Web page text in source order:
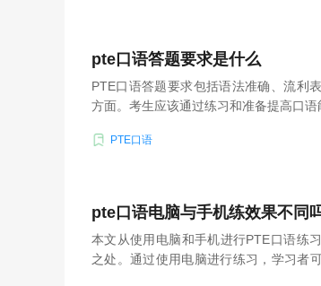
pte口语答题要求是什么
PTE口语答题要求包括语法准确、流利
方面。考生应该通过练习和准备提高口语
PTE口语
pte口语电脑与手机练效果不同
本文从使用电脑和手机进行PTE口语练
之处。通过使用电脑进行练习，学习者